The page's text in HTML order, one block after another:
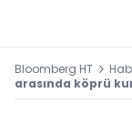
Bloomberg HT
arasında köprü